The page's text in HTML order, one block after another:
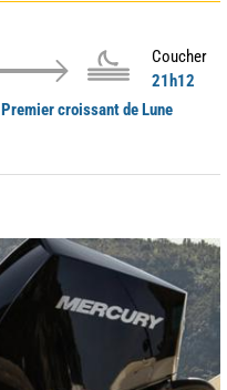
Coucher
21h12
Premier croissant de Lune